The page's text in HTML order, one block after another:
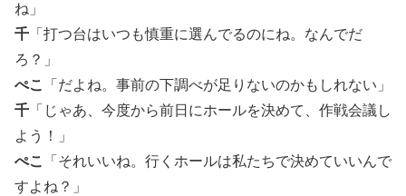
ね」
千 「打つ台はいつも慎重に選んでるのにね。なんでだ
ろ？」
ぺこ
「だよね。事前の下調べが足りないのかもしれない」
千 「じゃあ、今度から前日にホールを決めて、作戦会議し
よう！」
ぺこ
「それいいね。行くホールは私たちで決めていいんで
すよね？」